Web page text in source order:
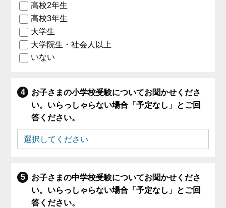
高校2年生
高校3年生
大学生
大学院生・社会人以上
いない
お子さまの小学校受験についてお聞かせくださ
い。いらっしゃらない場合「予定なし」とご回
答ください。
お子さまの中学校受験についてお聞かせくださ
い。いらっしゃらない場合「予定なし」とご回
答ください。